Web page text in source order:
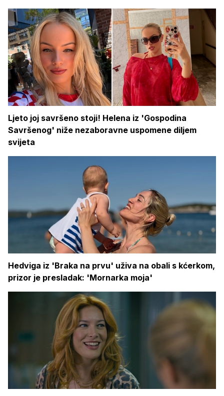
Ljeto joj savršeno stoji! Helena iz 'Gospodina
Savršenog' niže nezaboravne uspomene diljem
svijeta
Hedviga iz 'Braka na prvu' uživa na obali s kćerkom,
prizor je presladak: 'Mornarka moja'